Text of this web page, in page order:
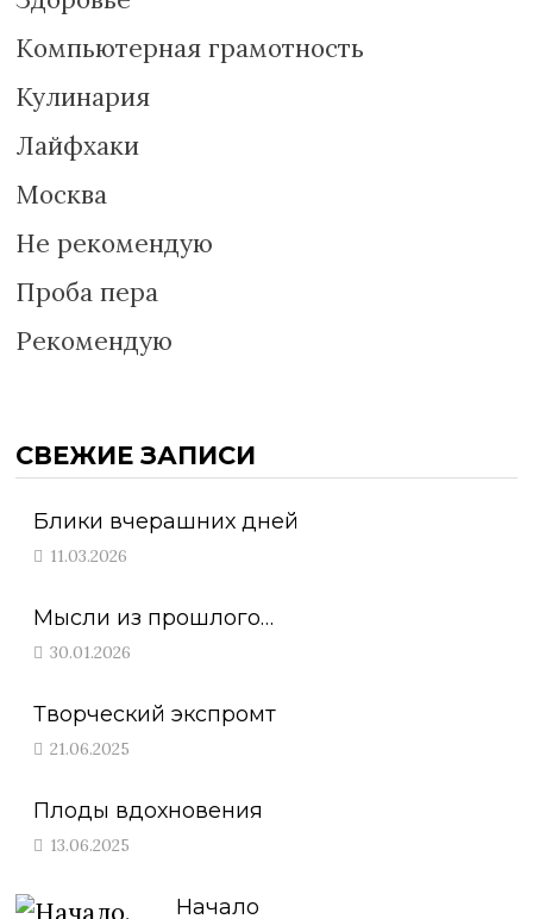
Компьютерная грамотность
Кулинария
Лайфхаки
Москва
Не рекомендую
Проба пера
Рекомендую
СВЕЖИЕ ЗАПИСИ
Блики вчерашних дней
11.03.2026
Мысли из прошлого…
30.01.2026
Творческий экспромт
21.06.2025
Плоды вдохновения
13.06.2025
Начало